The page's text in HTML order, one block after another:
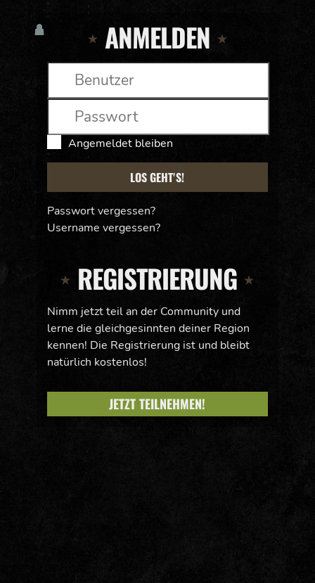
ANMELDEN
Angemeldet bleiben
LOS GEHT'S!
Passwort vergessen?
Username vergessen?
REGISTRIERUNG
Nimm jetzt teil an der Community und
lerne die gleichgesinnten deiner Region
kennen! Die Registrierung ist und bleibt
natürlich kostenlos!
JETZT TEILNEHMEN!